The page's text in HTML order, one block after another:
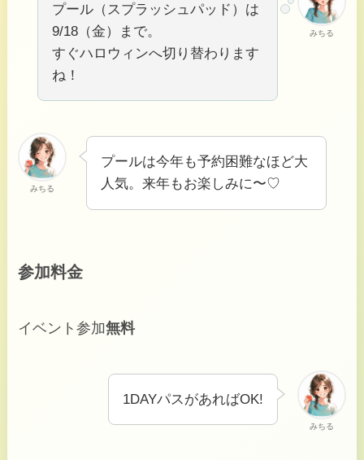
みちる
プール（スプラッシュパッド）は
9/18（金）まで。
すぐハロウィンへ切り替わります
ね！
みちる
プールは今年も予約困難なほど大
人気。来年もお楽しみに〜♡
参加料金
イベント参加無料
みちる
1DAYパスがあればOK!